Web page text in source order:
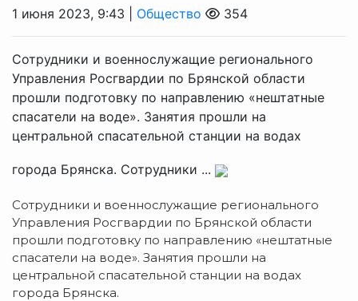
1 июня 2023, 9:43 | Общество 354
Сотрудники и военнослужащие регионального
Управления Росгвардии по Брянской области
прошли подготовку по направлению «нештатные
спасатели на воде». Занятия прошли на
центральной спасательной станции на водах
города Брянска. Сотрудники ...
Сотрудники и военнослужащие регионального
Управления Росгвардии по Брянской области
прошли подготовку по направлению «нештатные
спасатели на воде». Занятия прошли на
центральной спасательной станции на водах
города Брянска.